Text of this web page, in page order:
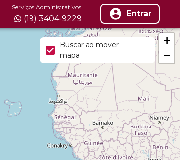
Serviços Administrativos
(19) 3404-9229 Entrar
+
−
Buscar ao mover
mapa